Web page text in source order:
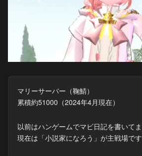
マリーサーバー（鞠鯖）
累積約51000（2024年4月現在）
以前はハンゲームでマビ日記を書いて
現在は「小説家になろう」が主戦場です